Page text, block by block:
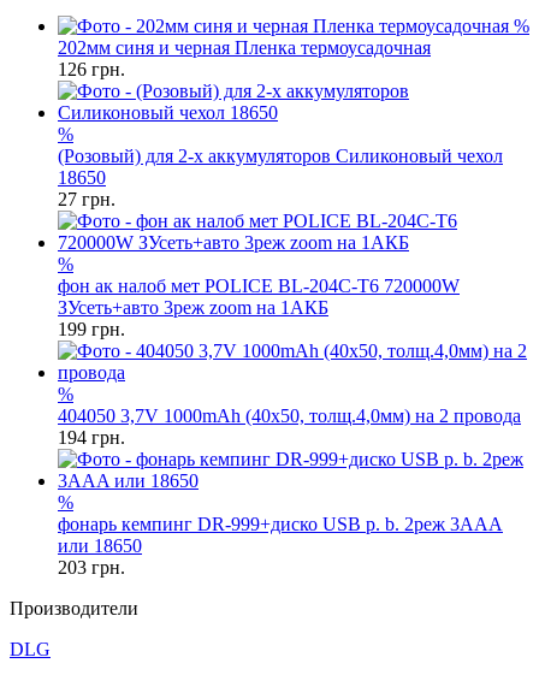
%
202мм синя и черная Пленка термоусадочная
126 грн.
%
(Розовый) для 2-х аккумуляторов Силиконовый чехол
18650
27 грн.
%
фон ак налоб мет POLICE BL-204C-T6 720000W
ЗУсеть+авто 3реж zoom на 1АКБ
199 грн.
%
404050 3,7V 1000mAh (40x50, толщ.4,0мм) на 2 провода
194 грн.
%
фонарь кемпинг DR-999+диско USB p. b. 2реж 3AAA
или 18650
203 грн.
Производители
DLG